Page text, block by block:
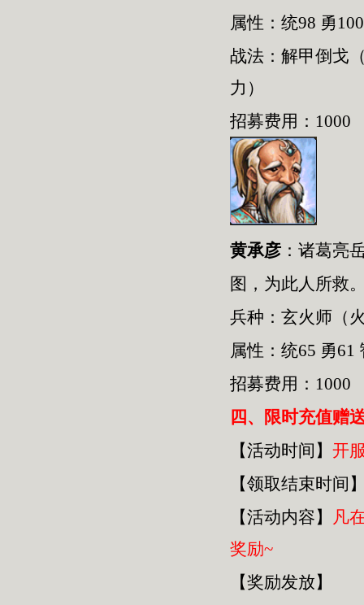
属性：统98 勇
战法：解甲倒戈
力）
招募费用：1000
黄承彦 ： 诸葛亮
图，为此人所救
兵种： 玄火师 （
属性：统65 勇61
招募费用：1000
四 、限时充值赠
【活动时间】 开
【领取结束时间
【活动内容】
凡
奖励~
【奖励发放】